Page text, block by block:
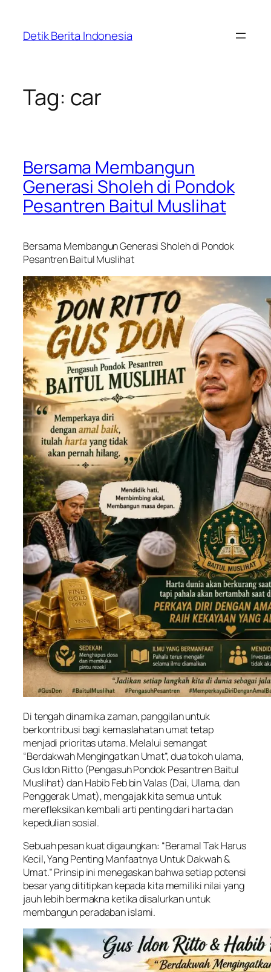
content
Detik Berita Indonesia
Tag: car
Bersama Membangun
Generasi Sholeh di Pondok
Pesantren Baitul Muslihat
Bersama Membangun Generasi Sholeh di Pondok
Pesantren Baitul Muslihat
Di tengah dinamika zaman, panggilan untuk
berkontribusi bagi kemaslahatan umat tetap
menjadi prioritas utama. Melalui semangat
“Berdakwah Mengingatkan Umat”, dua tokoh ulama,
Gus Idon Ritto (Pengasuh Pondok Pesantren Baitul
Muslihat) dan Habib Feb bin Valas (Dai, Ulama, dan
Penggerak Umat), mengajak kita semua untuk
merefleksikan kembali arti penting dari harta dan
kepedulian sosial.
Sebuah pesan kuat digaungkan: “Beramal Tak Harus
Kecil, Yang Penting Manfaatnya Untuk Dakwah &
Umat.” Prinsip ini menegaskan bahwa setiap potensi
besar yang dititipkan kepada kita memiliki nilai yang
jauh lebih bermakna ketika disalurkan untuk
membangun peradaban islami.